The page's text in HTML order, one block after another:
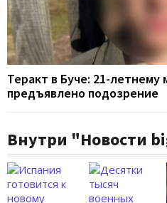
Теракт в Буче: 21-
предъявлено подозрение
Внутри "Новости